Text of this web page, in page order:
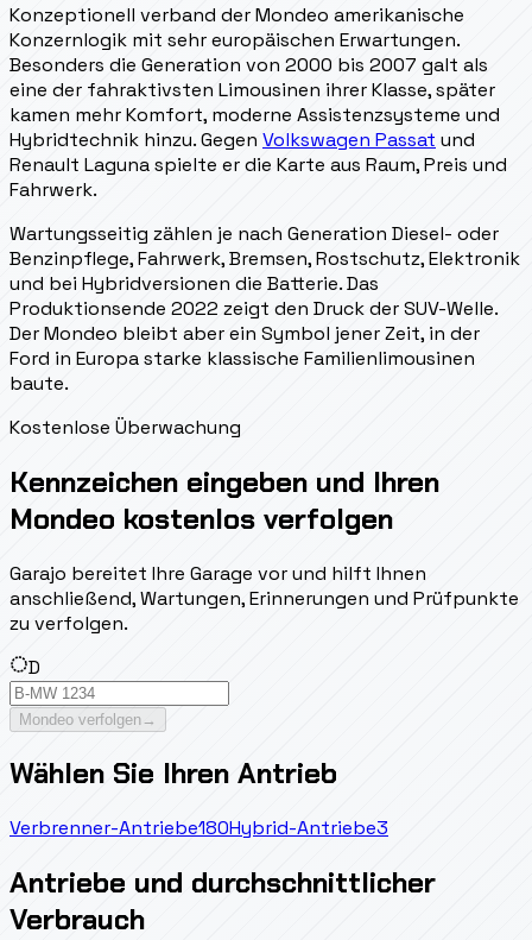
Konzeptionell verband der Mondeo amerikanische
Konzernlogik mit sehr europäischen Erwartungen.
Besonders die Generation von 2000 bis 2007 galt als
eine der fahraktivsten Limousinen ihrer Klasse, später
kamen mehr Komfort, moderne Assistenzsysteme und
Hybridtechnik hinzu. Gegen Volkswagen Passat und
Renault Laguna spielte er die Karte aus Raum, Preis und
Fahrwerk.
Wartungsseitig zählen je nach Generation Diesel- oder
Benzinpflege, Fahrwerk, Bremsen, Rostschutz, Elektronik
und bei Hybridversionen die Batterie. Das
Produktionsende 2022 zeigt den Druck der SUV-Welle.
Der Mondeo bleibt aber ein Symbol jener Zeit, in der
Ford in Europa starke klassische Familienlimousinen
baute.
Kostenlose Überwachung
Kennzeichen eingeben und Ihren
Mondeo kostenlos verfolgen
Garajo bereitet Ihre Garage vor und hilft Ihnen
anschließend, Wartungen, Erinnerungen und Prüfpunkte
zu verfolgen.
D
Mondeo verfolgen →
Wählen Sie Ihren Antrieb
Verbrenner-Antriebe180Hybrid-Antriebe3
Antriebe und durchschnittlicher
Verbrauch